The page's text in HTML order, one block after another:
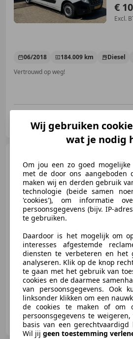
€
Excl.
06/2018 184.009 km Diesel
Vertrouwd op weg!
NL-7665 SE ALBERGEN
136
€
01/2022 69.272 km Diesel
Altijd ruim 80 bedrijfswagens op voorraad!
C. de Bruin Personenauto's B.V.
NL-2913 LP NIEUWERKERK AAN DEN IJSSEL
Wij gebruiken
wat je nodig
Om jou een zo goed mogelijke
met de door ons aangeboden
maken wij en derden gebruik
technologie (beide samen
'cookies'), om informatie
persoonsgegevens (bijv. IP-
te gebruiken.
Daardoor is het mogelijk om
interesses afgestemde
diensten te verbeteren en het
analyseren. Klik op de knop
te gaan met het gebruik van
cookies en de daarmee
van persoonsgegevens. Ook
linksonder klikken om een
de cookies te maken of om
persoonsgegevens te
basis van een
Wil jij geen toestemming